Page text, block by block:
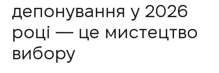
депонування у 2026
році — це мистецтво
вибору